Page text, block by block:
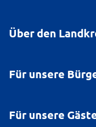
Über den
Für unsere
Für unsere